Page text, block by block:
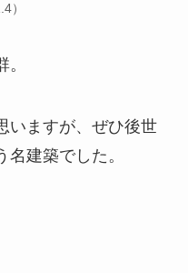
）
いますが、ぜひ後世
建築でした。